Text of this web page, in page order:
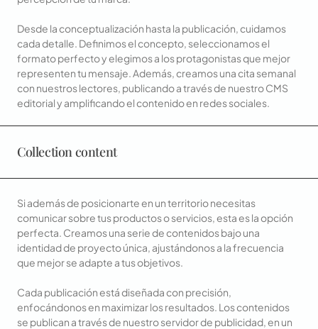
Desde la conceptualización hasta la publicación, cuidamos
cada detalle. Definimos el concepto, seleccionamos el
formato perfecto y elegimos a los protagonistas que mejor
representen tu mensaje. Además, creamos una cita semanal
con nuestros lectores, publicando a través de nuestro CMS
editorial y amplificando el contenido en redes sociales.
Collection content
Si además de posicionarte en un territorio necesitas
comunicar sobre tus productos o servicios, esta es la opción
perfecta. Creamos una serie de contenidos bajo una
identidad de proyecto única, ajustándonos a la frecuencia
que mejor se adapte a tus objetivos.
Cada publicación está diseñada con precisión,
enfocándonos en maximizar los resultados. Los contenidos
se publican a través de nuestro servidor de publicidad, en un